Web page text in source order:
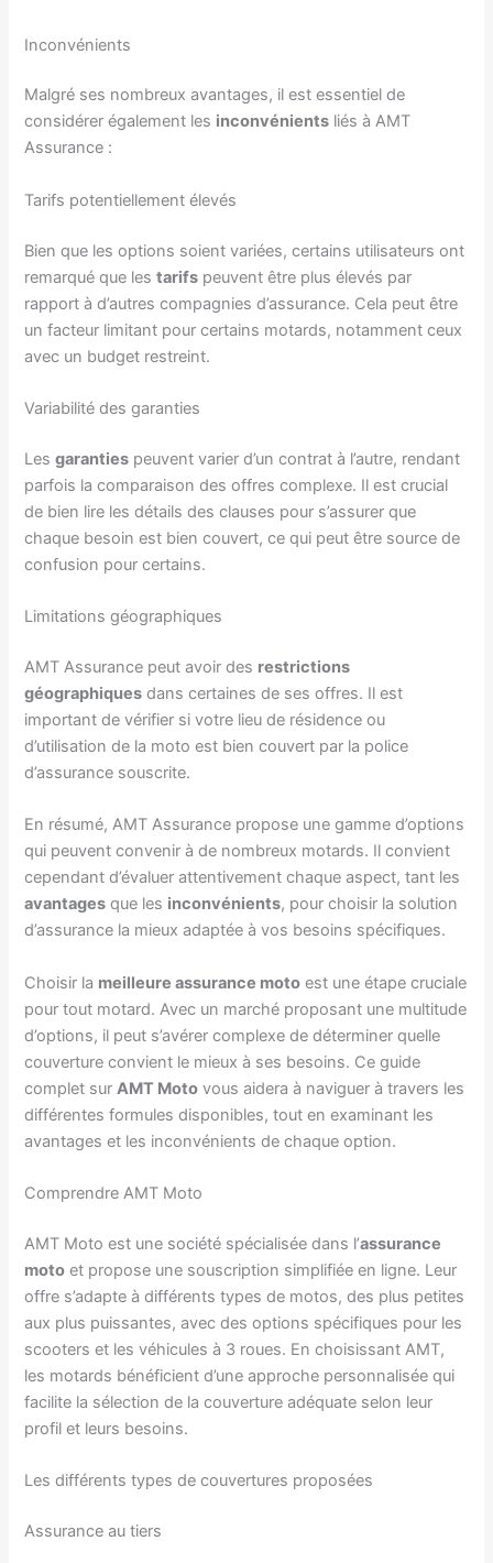
Inconvénients
Malgré ses nombreux avantages, il est essentiel de
considérer également les inconvénients liés à AMT
Assurance :
Tarifs potentiellement élevés
Bien que les options soient variées, certains utilisateurs ont
remarqué que lestarifs peuvent être plus élevés par
rapport à d’autres compagnies d’assurance. Cela peut être
un facteur limitant pour certains motards, notamment ceux
avec un budget restreint.
Variabilité des garanties
Lesgaranties peuvent varier d’un contrat à l’autre, rendant
parfois la comparaison des offres complexe. Il est crucial
de bien lire les détails des clauses pour s’assurer que
chaque besoin est bien couvert, ce qui peut être source de
confusion pour certains.
Limitations géographiques
AMT Assurance peut avoir des restrictions
géographiques dans certaines de ses offres. Il est
important de vérifier si votre lieu de résidence ou
d’utilisation de la moto est bien couvert par la police
d’assurance souscrite.
En résumé, AMT Assurance propose une gamme d’options
qui peuvent convenir à de nombreux motards. Il convient
cependant d’évaluer attentivement chaque aspect, tant les
avantages que les inconvénients, pour choisir la solution
d’assurance la mieux adaptée à vos besoins spécifiques.
Choisir la meilleure assurance moto est une étape cruciale
pour tout motard. Avec un marché proposant une multitude
d’options, il peut s’avérer complexe de déterminer quelle
couverture convient le mieux à ses besoins. Ce guide
complet surAMT Moto vous aidera à naviguer à travers les
différentes formules disponibles, tout en examinant les
avantages et les inconvénients de chaque option.
Comprendre AMT Moto
AMT Moto est une société spécialisée dans l’assurance
moto et propose une souscription simplifiée en ligne. Leur
offre s’adapte à différents types de motos, des plus petites
aux plus puissantes, avec des options spécifiques pour les
scooters et les véhicules à 3 roues. En choisissant AMT,
les motards bénéficient d’une approche personnalisée qui
facilite la sélection de la couverture adéquate selon leur
profil et leurs besoins.
Les différents types de couvertures proposées
Assurance au tiers